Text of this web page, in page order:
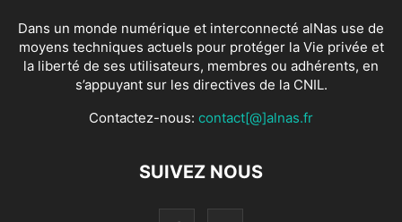
Dans un monde numérique et interconnecté alNas use de
moyens techniques actuels pour protéger la Vie privée et
la liberté de ses utilisateurs, membres ou adhérents, en
s’appuyant sur les directives de la CNIL.
Contactez-nous: contact[@]alnas.fr
SUIVEZ NOUS